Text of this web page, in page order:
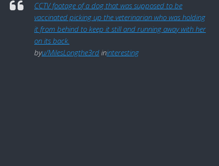
CCTV footage of a dog that was supposed to be
vaccinated picking up the veterinarian who was holding
it from behind to keep it still and running away with her
on its back.
byu/MilesLongthe3rd ininteresting